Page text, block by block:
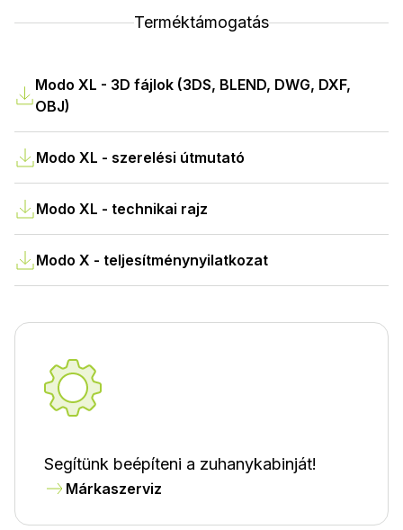
Terméktámogatás
Modo XL - 3D fájlok (3DS, BLEND, DWG, DXF,
OBJ)
Modo XL - szerelési útmutató
Modo XL - technikai rajz
Modo X - teljesítménynyilatkozat
Segítünk beépíteni a zuhanykabinját!
Márkaszerviz